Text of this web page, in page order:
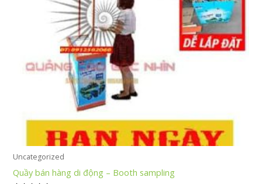
Uncategorized
Quầy bán hàng di động – Booth sampling